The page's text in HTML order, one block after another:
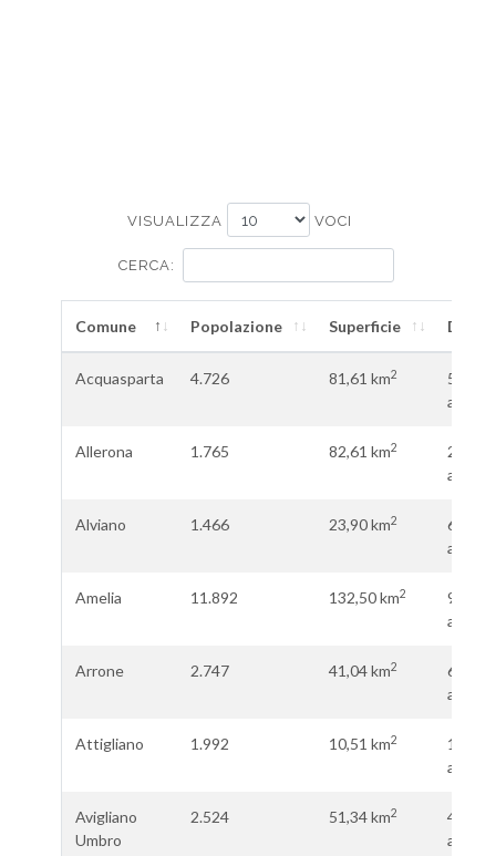
VISUALIZZA VOCI
CERCA:
Comune Popolazione Superficie
Acquasparta 4.726 81,61 km2
57,63
ab.\km
Allerona 1.765 82,61 km2
21,27
ab.\km
Alviano 1.466 23,90 km2
61,08
ab.\km
Amelia 11.892 132,50 km2
90,09
ab.\km
Arrone 2.747 41,04 km2
67,00
ab.\km
Attigliano 1.992 10,51 km2
181,09
ab.\km
Avigliano
Umbro
2.524 51,34 km2
49,49
ab.\km